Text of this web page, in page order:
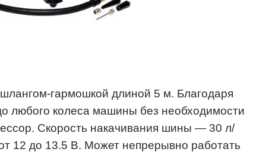
гармошкой длиной 5 м. Благодаря
любого колеса машины без необходимости
Скорость накачивания шины — 30 л/
12 до 13.5 В. Может непрерывно работать